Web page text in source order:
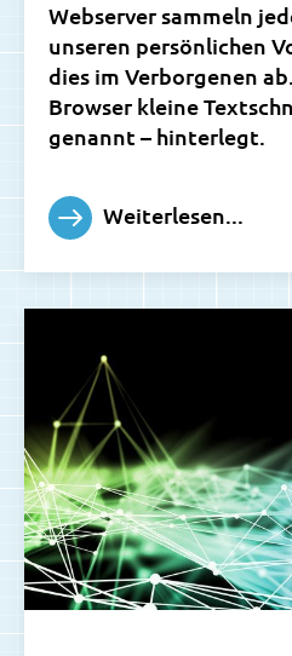
Webserver sammeln
unseren persönlichen
dies im Verborgenen
Browser kleine
genannt – hinterlegt.
Weiterlesen...